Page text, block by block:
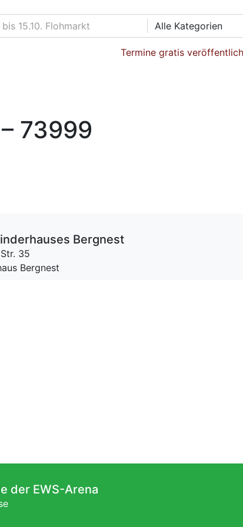
Alle Kategorien
Termine gratis
73999
Bergnest
35
Bergnest
der EWS-Arena